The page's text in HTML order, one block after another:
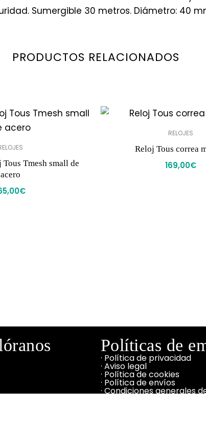
Sumergible 30 metros. Diámetro: 40
PRODUCTOS RELACIONADOS
Tmesh small de
acero
€
RELOJES
Reloj Tous correa
169,00€
Políticas de
· Política de privacidad
· Aviso legal
· Política de cookies
· Política de envíos
· Condiciones generales